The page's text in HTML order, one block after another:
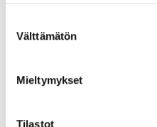
valinta
Välttämätön
Mieltymykset
Tilastot
Erilaiset lasivaihtoehdot
24.09.2025 - Yleinen